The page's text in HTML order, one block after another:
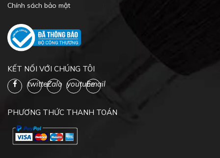
Chính sách bảo mật
KẾT NỐI VỚI CHÚNG TÔI
twitterZalo youtubeEmail
PHƯƠNG THỨC THANH TOÁN